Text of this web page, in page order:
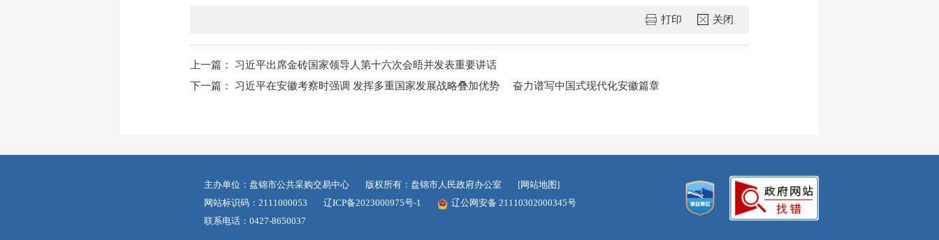
打印 关闭
上一篇：
习近平出席金砖国家领导人第十六次会晤并发表重要讲话
下一篇：
习近平在安徽考察时强调 发挥多重国家发展战略叠加优势 奋力谱写中国式现代化安徽篇章
主办单位：盘锦市公共采购交易中心 版权所有：盘锦市人民政府办公室
[网站地图]
网站标识码：2111000053
辽ICP备2023000975号-1
辽公网安备 21110302000345号
联系电话：0427-8650037